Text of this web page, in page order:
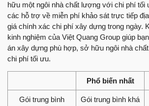
hữu một ngôi nhà chất lượng với chi phí tối
các hỗ trợ về miễn phí khảo sát trực tiếp
giá chính xác chi phí xây dựng trong ngày.
kinh nghiệm của Việt Quang Group giúp
án xây dựng phù hợp, sở hữu ngôi nhà
chi phí tối ưu.
Phổ biến nhất
Gói trung bình Gói trung bình khá